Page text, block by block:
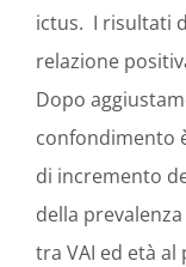
ictus. I risultati
relazione
Dopo
confondimento
di incremento
della
tra VAI ed età